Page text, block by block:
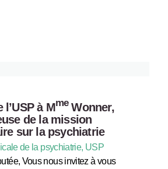
l’USP à MmeWonner,
de la mission
sur la psychiatrie
de la psychiatrie, USP
Vous nous invitez à vous